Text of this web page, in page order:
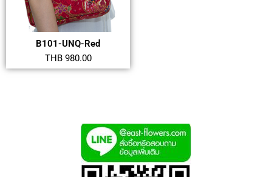
B101-UNQ-Red
THB 980.00